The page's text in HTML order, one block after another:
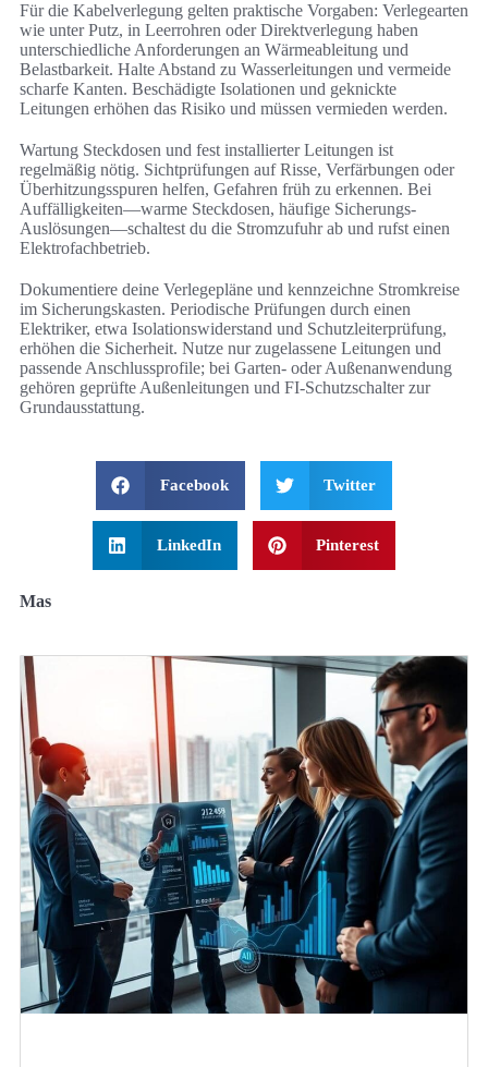
Für die Kabelverlegung gelten praktische Vorgaben: Verlegearten
wie unter Putz, in Leerrohren oder Direktverlegung haben
unterschiedliche Anforderungen an Wärmeableitung und
Belastbarkeit. Halte Abstand zu Wasserleitungen und vermeide
scharfe Kanten. Beschädigte Isolationen und geknickte
Leitungen erhöhen das Risiko und müssen vermieden werden.
Wartung Steckdosen und fest installierter Leitungen ist
regelmäßig nötig. Sichtprüfungen auf Risse, Verfärbungen oder
Überhitzungsspuren helfen, Gefahren früh zu erkennen. Bei
Auffälligkeiten—warme Steckdosen, häufige Sicherungs-
Auslösungen—schaltest du die Stromzufuhr ab und rufst einen
Elektrofachbetrieb.
Dokumentiere deine Verlegepläne und kennzeichne Stromkreise
im Sicherungskasten. Periodische Prüfungen durch einen
Elektriker, etwa Isolationswiderstand und Schutzleiterprüfung,
erhöhen die Sicherheit. Nutze nur zugelassene Leitungen und
passende Anschlussprofile; bei Garten- oder Außenanwendung
gehören geprüfte Außenleitungen und FI-Schutzschalter zur
Grundausstattung.
Facebook Twitter
LinkedIn Pinterest
Mas